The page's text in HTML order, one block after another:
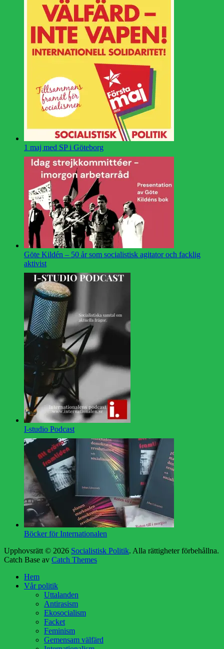
1 maj med SP i Göteborg
Göte Kildén – 50 år som socialistisk agitator och facklig
aktivist
I-studio Podcast
Böcker för Internationalen
Upphovsrätt © 2026 Socialistisk Politik. Alla rättigheter förbehållna.
Catch Base av Catch Themes
Hem
Vår politik
Uttalanden
Antirasism
Ekosocialism
Facket
Feminism
Gemensam välfärd